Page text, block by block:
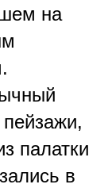
на
палатки
в